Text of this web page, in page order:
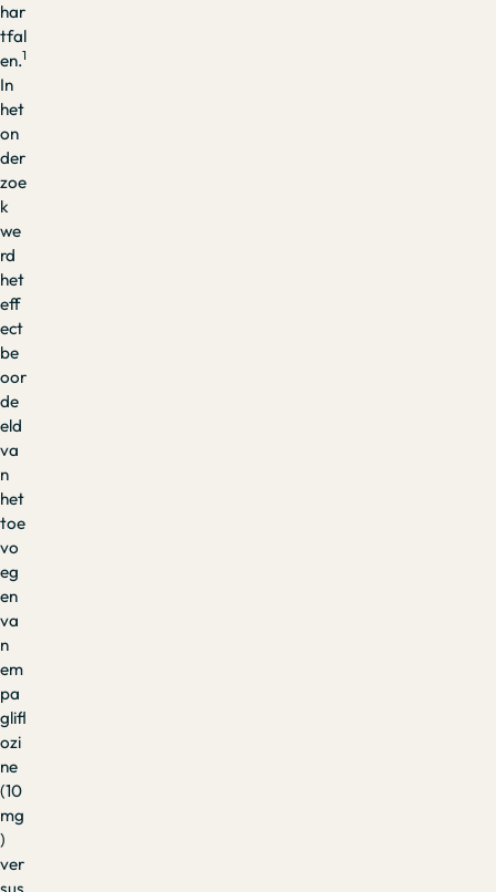
har
tfal
en.1
In
het
on
der
zoe
k
we
rd
het
eff
ect
be
oor
de
eld
va
n
het
toe
vo
eg
en
va
n
em
pa
glifl
ozi
ne
(10
mg
)
ver